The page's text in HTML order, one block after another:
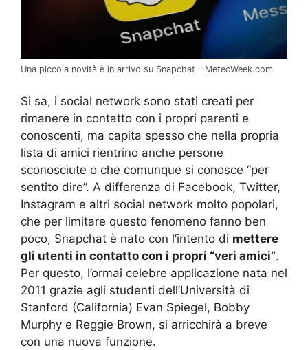
Una piccola novità è in arrivo su Snapchat – MeteoWeek.com
Si sa, i social network sono stati creati per
rimanere in contatto con i propri parenti e
conoscenti, ma capita spesso che nella propria
lista di amici rientrino anche persone
sconosciute o che comunque si conosce “per
sentito dire”. A differenza di Facebook, Twitter,
Instagram e altri social network molto popolari,
che per limitare questo fenomeno fanno ben
poco, Snapchat è nato con l’intento di mettere
gli utenti in contatto con i propri “veri amici”.
Per questo, l’ormai celebre applicazione nata nel
2011 grazie agli studenti dell’Università di
Stanford (California) Evan Spiegel, Bobby
Murphy e Reggie Brown, si arricchirà a breve
con una nuova funzione.